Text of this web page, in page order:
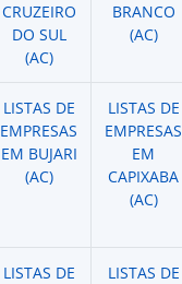
CRUZEIRO
DO SUL
(AC)
BRANCO
(AC)
LISTAS DE
EMPRESAS
EM BUJARI
(AC)
LISTAS DE
EMPRESAS
EM
CAPIXABA
(AC)
LISTAS DE
LISTAS DE